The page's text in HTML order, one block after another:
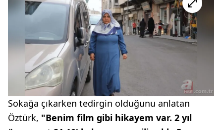
Sokağa çıkarken tedirgin olduğunu anlatan
Öztürk, "Benim film gibi hikayem var. 2 yıl